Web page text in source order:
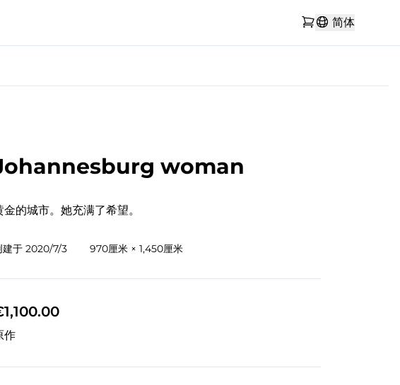
简体
woman
金的城市。她充满了希望。
建于 2020/7/3 970厘米 × 1,450厘米
作